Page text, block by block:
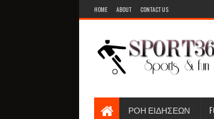
HOME ABOUT CONTACT US
ΡΟΗ ΕΙΔΗΣΕΩΝ